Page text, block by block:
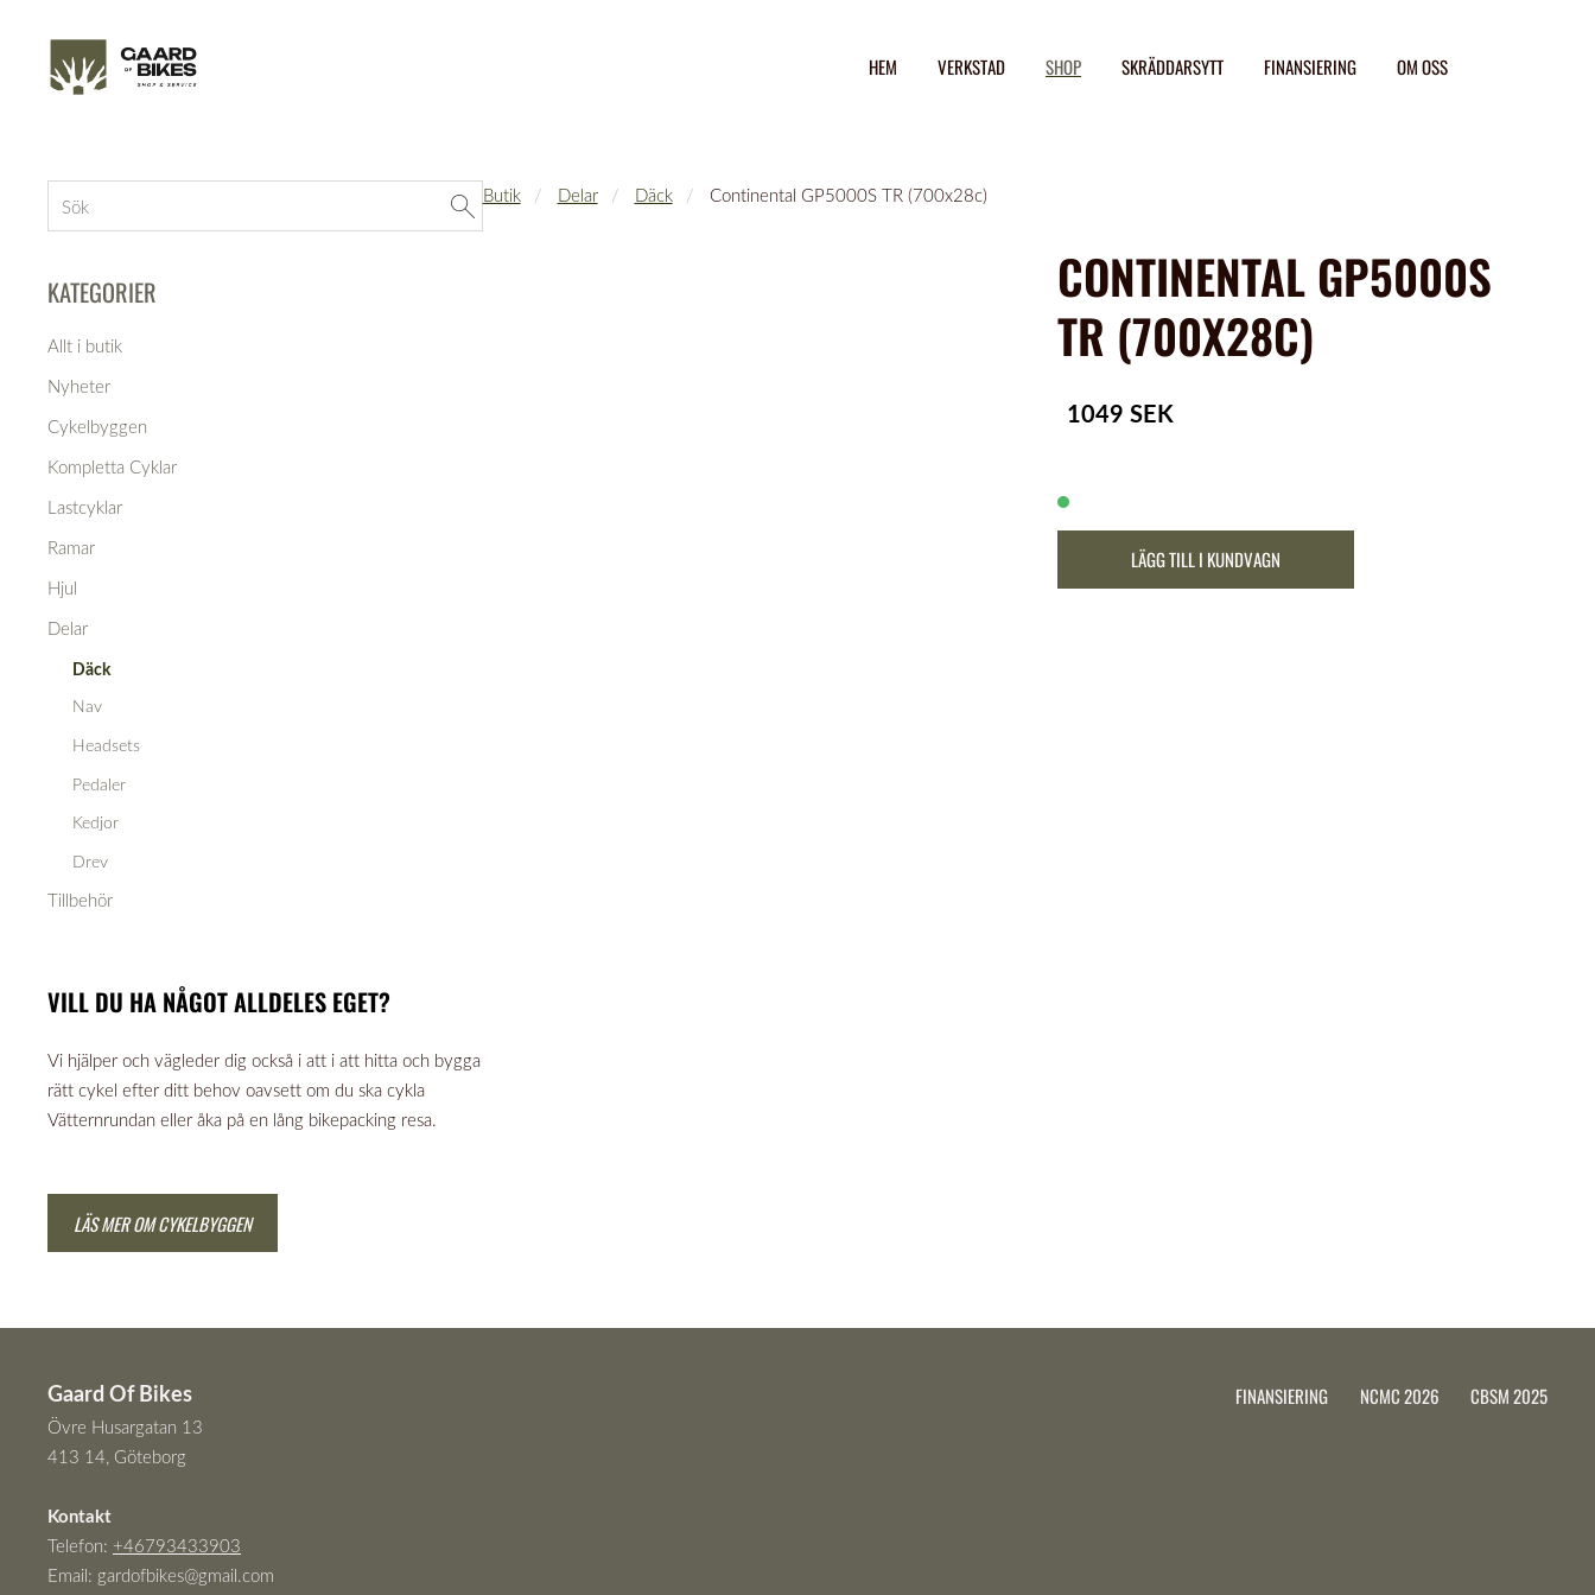
HEM VERKSTAD SHOP SKRÄDDARSYTT FINANSIERING OM OSS
KATEGORIER
Allt i butik
Nyheter
Cykelbyggen
Kompletta Cyklar
Lastcyklar
Ramar
Hjul
Delar
Däck
Nav
Headsets
Pedaler
Kedjor
Drev
Tillbehör
VILL DU HA NÅGOT ALLDELES EGET?
Vi hjälper och vägleder dig också i att i att hitta och bygga
rätt cykel efter ditt behov oavsett om du ska cykla
Vätternrundan eller åka på en lång bikepacking resa.
LÄS MER OM CYKELBYGGEN
Butik Delar Däck Continental GP5000S TR (700x28c)
CONTINENTAL GP5000S
TR (700X28C)
1049 SEK
LÄGG TILL I KUNDVAGN
FINANSIERING NCMC 2026 CBSM 2025
Gaard Of Bikes
Övre Husargatan 13
413 14, Göteborg
Kontakt
Telefon: +46793433903
Email: gardofbikes@gmail.com